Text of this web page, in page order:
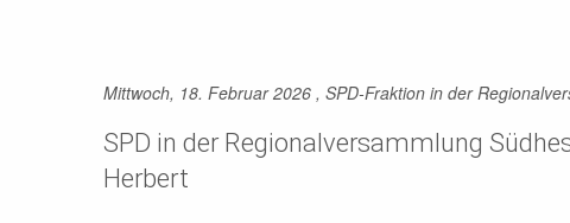
Mittwoch, 18. Februar 2026 , SPD-Fraktion in der
SPD in der Regionalversammlung
Herbert